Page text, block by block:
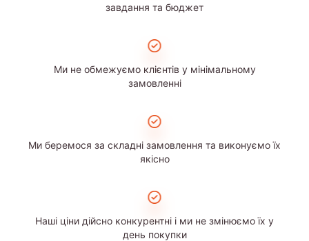
завдання та бюджет
Ми не обмежуємо клієнтів у мінімальному
замовленні
Ми беремося за складні замовлення та виконуємо їх
якісно
Наші ціни дійсно конкурентні і ми не змінюємо їх у
день покупки